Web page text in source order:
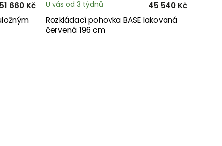
51 660 Kč
Rozkládací pohovka BASE lakovaná
červená 196 cm
U vás od 3 týdnů 45 540 Kč